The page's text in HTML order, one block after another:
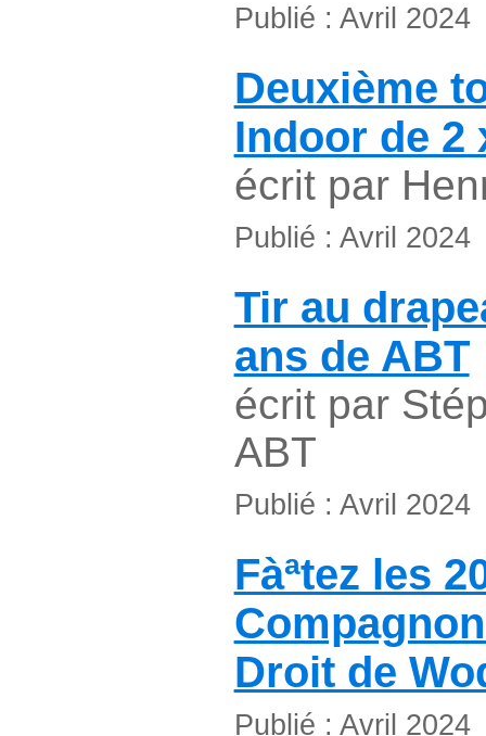
Publié : Avril 2024
Deuxième
Indoor de 2
écrit par
Publié : Avril 2024
Tir au
ans de ABT
écrit par
ABT
Publié : Avril 2024
Fàªtez les
Droit de
Publié : Avril 2024